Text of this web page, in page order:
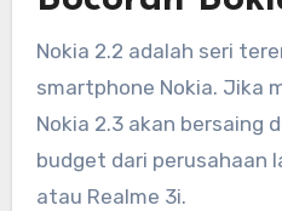
Nokia 2.2 adalah seri
smartphone Nokia. Jika
Nokia 2.3 akan bersaing
budget dari perusahaan
atau Realme 3i.